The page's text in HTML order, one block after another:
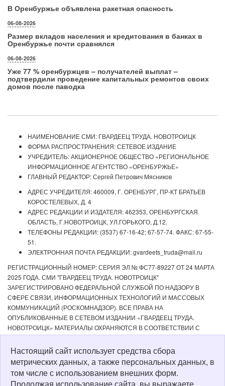
В Оренбуржье объявлена ракетная опасность
06-08-2026
Размер вкладов населения и кредитования в банках в
Оренбуржье почти сравнялся
06-08-2026
Уже 77 % оренбуржцев – получателей выплат –
подтвердили проведение капитальных ремонтов своих
домов после паводка
НАИМЕНОВАНИЕ СМИ: ГВАРДЕЕЦ ТРУДА. НОВОТРОИЦК
ФОРМА РАСПРОСТРАНЕНИЯ: СЕТЕВОЕ ИЗДАНИЕ
УЧРЕДИТЕЛЬ: АКЦИОНЕРНОЕ ОБЩЕСТВО «РЕГИОНАЛЬНОЕ
ИНФОРМАЦИОННОЕ АГЕНТСТВО «ОРЕНБУРЖЬЕ»
ГЛАВНЫЙ РЕДАКТОР: Сергей Петрович Мясников
АДРЕС УЧРЕДИТЕЛЯ: 460009, Г. ОРЕНБУРГ, ПР-КТ БРАТЬЕВ
КОРОСТЕЛЕВЫХ, Д. 4
АДРЕС РЕДАКЦИИ И ИЗДАТЕЛЯ: 462353, ОРЕНБУРГСКАЯ
ОБЛАСТЬ, Г.НОВОТРОИЦК, УЛ.ГОРЬКОГО, Д.12.
ТЕЛЕФОНЫ РЕДАКЦИИ: (3537) 67-16-42; 67-57-74. ФАКС: 67-55-
51.
ЭЛЕКТРОННАЯ ПОЧТА РЕДАКЦИИ: gvardeets_truda@mail.ru
РЕГИСТРАЦИОННЫЙ НОМЕР: СЕРИЯ ЭЛ № ФС77-89227 ОТ 24 МАРТА
2025 ГОДА. СМИ "ГВАРДЕЕЦ ТРУДА. НОВОТРОИЦК"
ЗАРЕГИСТРИРОВАНО ФЕДЕРАЛЬНОЙ СЛУЖБОЙ ПО НАДЗОРУ В
СФЕРЕ СВЯЗИ, ИНФОРМАЦИОННЫХ ТЕХНОЛОГИЙ И МАССОВЫХ
КОММУНИКАЦИЙ (РОСКОМНАДЗОР). ВСЕ ПРАВА НА
ОПУБЛИКОВАННЫЕ В СЕТЕВОМ ИЗДАНИИ «ГВАРДЕЕЦ ТРУДА.
НОВОТРОИЦК» МАТЕРИАЛЫ ОХРАНЯЮТСЯ В СООТВЕТСТВИИ С
ЗАКОНОДАТЕЛЬСТВОМ РФ. ЛЮБОЕ ИСПОЛЬЗОВАНИЕ МАТЕРИАЛОВ
ДОПУСКАЕТСЯ ТОЛЬКО ПО СОГЛАСОВАНИЮ С РЕДАКЦИЕЙ С
ОБЯЗАТЕЛЬНОЙ АКТИВНОЙ ССЫЛКОЙ НА ИСТОЧНИК. РЕДАКЦИЯ НЕ
НЕСЕТ ОТВЕТСТВЕННОСТИ ЗА ДОСТОВЕРНОСТЬ РЕКЛАМНЫХ
МАТЕРИАЛОВ, РАЗМЕЩЕННЫХ В СЕТЕВОМ ИЗДАНИИ «ГВАРДЕЕЦ
Настоящий сайт использует средства сбора
метрических данных, а также персональных данных, в
том числе с использованием внешних форм.